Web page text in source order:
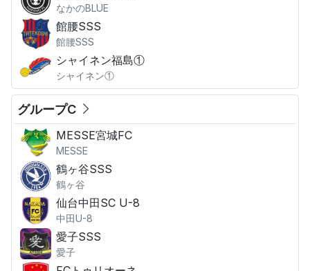
なかのBLUE
館腰SSS
館腰SSS
シャイネン福島①
シャイネン①
グループC
MESSE宮城FC
MESSE
鶴ヶ谷SSS
鶴ヶ谷
仙台中田SC U-8
中田U-8
愛子SSS
愛子